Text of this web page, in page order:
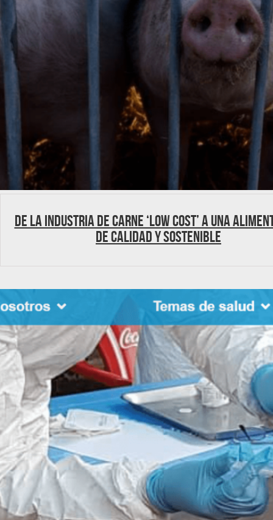
De la industria de carne ‘low cost’ a una
de calidad y sostenible